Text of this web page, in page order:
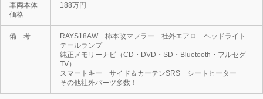
車両本体
価格
188万円
備 考
​RAYS​1​8​A​W​ 柿本改マフラー 社外エアロ ヘッドライト
テールランプ
純正メモリーナビ（​C​D​・​D​V​D​・​S​D​・​Bluetooth​・フルセグ
TV​）​
スマートキー サイド＆カーテンSRS シートヒーター
その他社外パーツ多数！